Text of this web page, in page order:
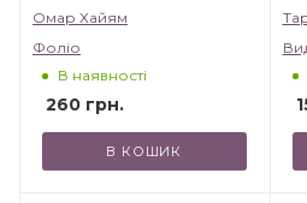
Омар Хайям
Фоліо
В наявності
260 грн.
В КОШИК